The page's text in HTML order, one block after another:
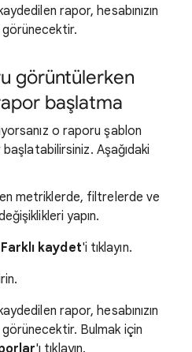
rapor, hesabınızın
görünecektir.
görüntülerken
başlatma
o raporu şablon
Aşağıdaki
metriklerde, filtrelerde ve
yapın.
Farklı kaydet'i tıklayın.
rapor, hesabınızın
Bulmak için
'ı tıklayın.